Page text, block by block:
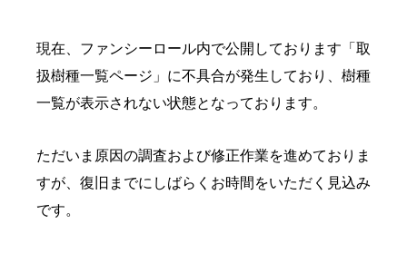
現在、ファンシーロール内で公開しております「取
扱樹種一覧ページ」に不具合が発生しており、樹種
一覧が表示されない状態となっております。
ただいま原因の調査および修正作業を進めておりま
すが、復旧までにしばらくお時間をいただく見込み
です。